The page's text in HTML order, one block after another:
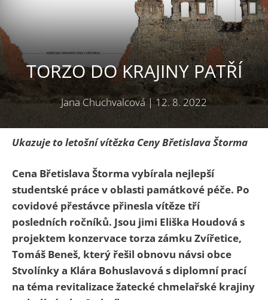
TORZO DO KRAJINY PATŘÍ
Jana Chuchvalcová|12. 8. 2022
Ukazuje to letošní vítězka Ceny Břetislava Štorma
Cena Břetislava Štorma vybírala nejlepší
studentské práce v oblasti památkové péče. Po
covidové přestávce přinesla vítěze tří
posledních ročníků. Jsou jimi Eliška Houdová s
projektem konzervace torza zámku Zvířetice,
Tomáš Beneš, který řešil obnovu návsi obce
Stvolínky a Klára Bohuslavová s diplomní prací
na téma revitalizace žatecké chmelařské krajiny